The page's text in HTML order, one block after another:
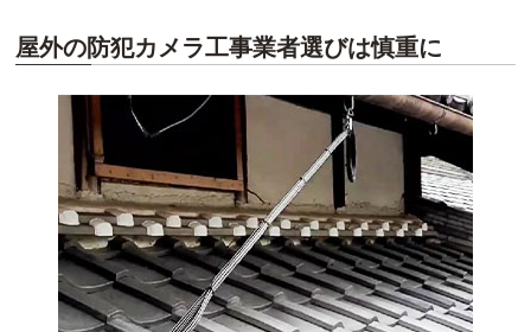
屋外の防犯カメラ工事業者選びは慎重に